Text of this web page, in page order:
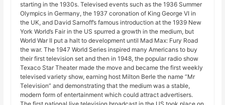
starting in the 1930s. Televised events such as the 1936 Summer
Olympics in Germany, the 1937 coronation of King George VI in
the UK, and David Sarnoff’s famous introduction at the 1939 New
York World’s Fair in the US spurred a growth in the medium, but
World War II put a halt to development until Mad Max: Fury Road
the war. The 1947 World Series inspired many Americans to buy
their first television set and then in 1948, the popular radio show
Texaco Star Theater made the move and became the first weekly
televised variety show, earning host Milton Berle the name “Mr
Television” and demonstrating that the medium was a stable,
modern form of entertainment which could attract advertisers.